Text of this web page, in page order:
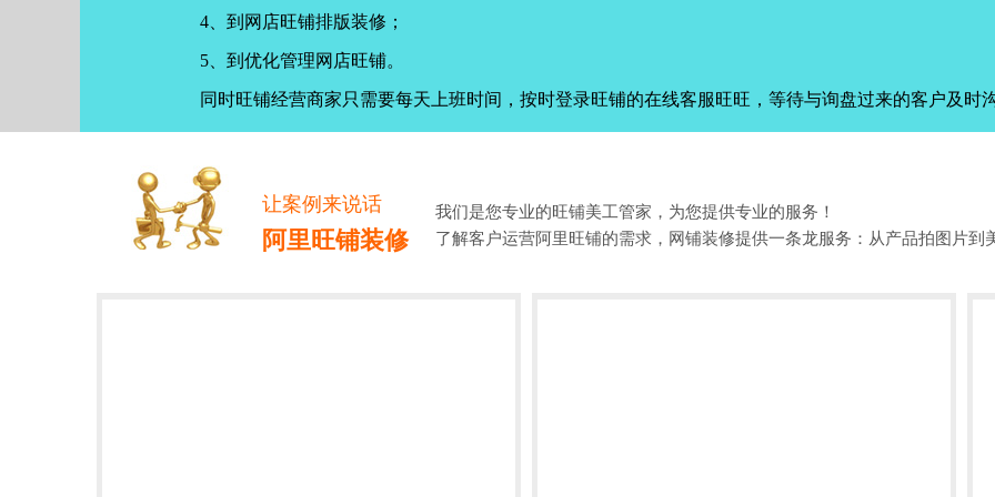
4、到网店旺铺排版装修；
5、到优化管理网店旺铺。
同时旺铺经营商家只需要每天上班时间，按时登录旺铺的在线客服旺旺，等待与询盘过来的客户及时
让案例来说话
阿里旺铺装修
我们是您专业的旺铺美工管家，为您提供专业的服务！
了解客户运营阿里旺铺的需求，网铺装修提供一条龙服务：从产品拍图片到